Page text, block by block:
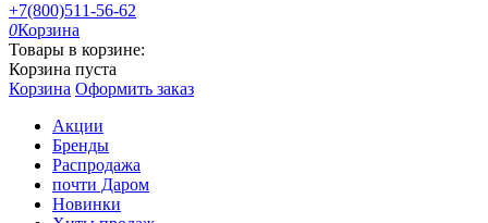
+7(800)511-56-62
0Корзина
Товары в корзине:
Корзина пуста
Корзина Оформить заказ
Акции
Бренды
Распродажа
почти Даром
Новинки